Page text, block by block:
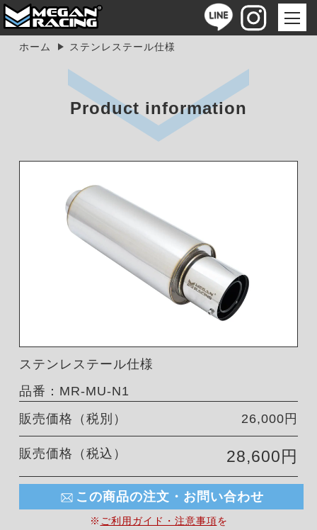
ホーム ステンレステール仕様
Product information
ステンレステール仕様
品番：MR-MU-N1
販売価格（税別）
26,000円
販売価格（税込） 28,600円
この商品の注文・お問い合わせ
※ ご利用ガイド・注意事項を